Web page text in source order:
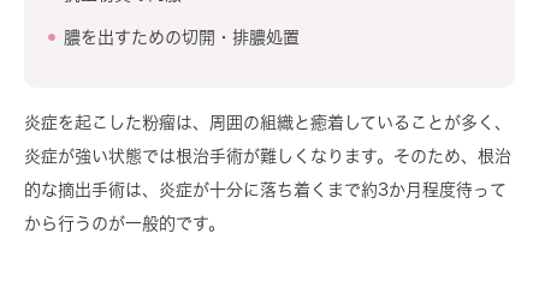
膿を出すための切開・排膿処置
炎症を起こした粉瘤は、周囲の組織と癒着していることが多く、
炎症が強い状態では根治手術が難しくなります。そのため、根治
的な摘出手術は、炎症が十分に落ち着くまで約3か月程度待って
から行うのが一般的です。